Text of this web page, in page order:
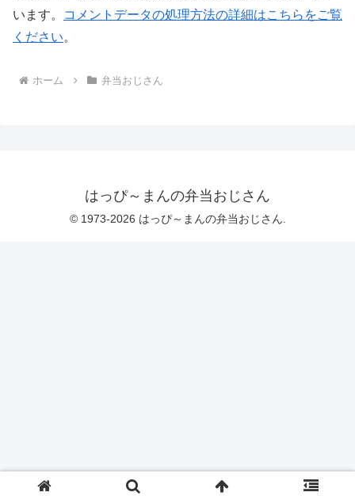
います。
コメントデータの処理方法の詳細はこちらをご覧
ください。
ホーム 弁当おじさん
はっぴ～まんの弁当おじさん
© 1973-2026 はっぴ～まんの弁当おじさん.